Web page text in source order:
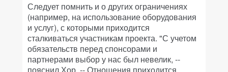
Следует помнить и о других ограничениях
(например, на использование оборудования
и услуг), с которыми приходится
сталкиваться участникам проекта. "С учетом
обязательств перед спонсорами и
партнерами выбор у нас был невелик, --